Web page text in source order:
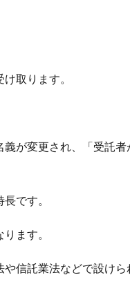
取ります。
が変更され、「受託者
です。
ます。
信託業法などで設けら